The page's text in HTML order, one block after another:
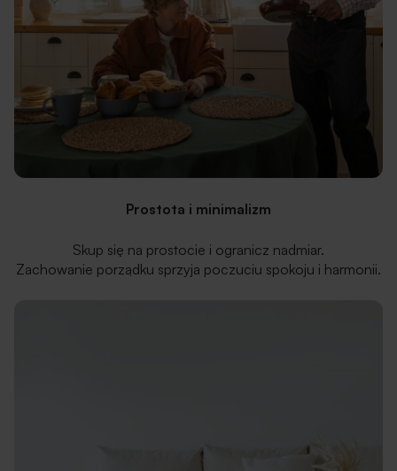
Prostota i minimalizm
Skup się na prostocie i ogranicz nadmiar.
Zachowanie porządku sprzyja poczuciu spokoju i harmonii.